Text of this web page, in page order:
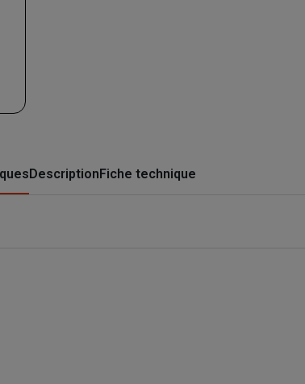
DescriptionFiche technique